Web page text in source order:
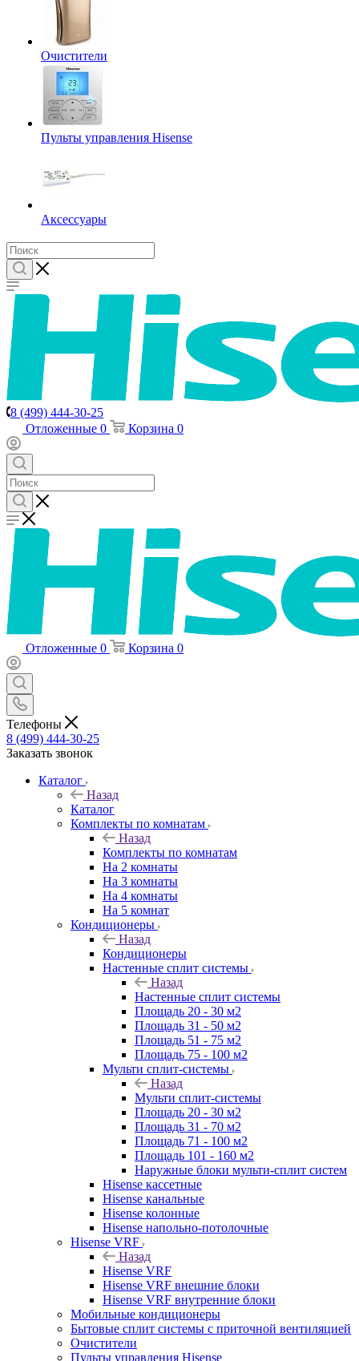
Очистители
Пульты управления Hisense
Аксессуары
8 (499) 444-30-25
Отложенные 0 Корзина 0
Отложенные 0 Корзина 0
Телефоны
8 (499) 444-30-25
Заказать звонок
Каталог
Назад
Каталог
Комплекты по комнатам
Назад
Комплекты по комнатам
На 2 комнаты
На 3 комнаты
На 4 комнаты
На 5 комнат
Кондиционеры
Назад
Кондиционеры
Настенные сплит системы
Назад
Настенные сплит системы
Площадь 20 - 30 м2
Площадь 31 - 50 м2
Площадь 51 - 75 м2
Площадь 75 - 100 м2
Мульти сплит-системы
Назад
Мульти сплит-системы
Площадь 20 - 30 м2
Площадь 31 - 70 м2
Площадь 71 - 100 м2
Площадь 101 - 160 м2
Наружные блоки мульти-сплит систем
Hisense кассетные
Hisense канальные
Hisense колонные
Hisense напольно-потолочные
Hisense VRF
Назад
Hisense VRF
Hisense VRF внешние блоки
Hisense VRF внутренние блоки
Мобильные кондиционеры
Бытовые сплит системы с приточной вентиляцией
Очистители
Пульты управления Hisense